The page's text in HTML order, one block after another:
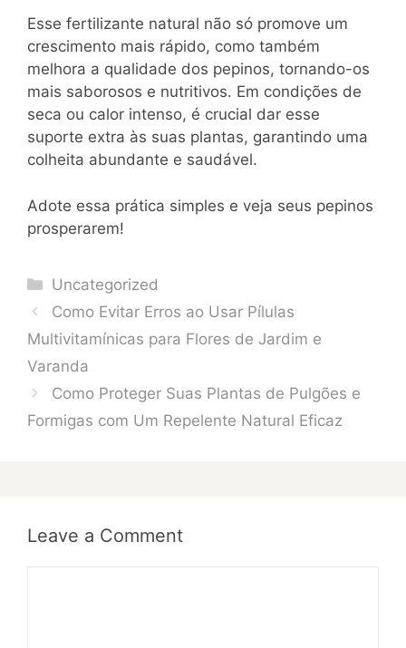
Esse fertilizante natural não só promove um
crescimento mais rápido, como também
melhora a qualidade dos pepinos, tornando-os
mais saborosos e nutritivos. Em condições de
seca ou calor intenso, é crucial dar esse
suporte extra às suas plantas, garantindo uma
colheita abundante e saudável.
Adote essa prática simples e veja seus pepinos
prosperarem!
Categories
Uncategorized
Como Evitar Erros ao Usar Pílulas
Multivitamínicas para Flores de Jardim e
Varanda
Como Proteger Suas Plantas de Pulgões e
Formigas com Um Repelente Natural Eficaz
Leave a Comment